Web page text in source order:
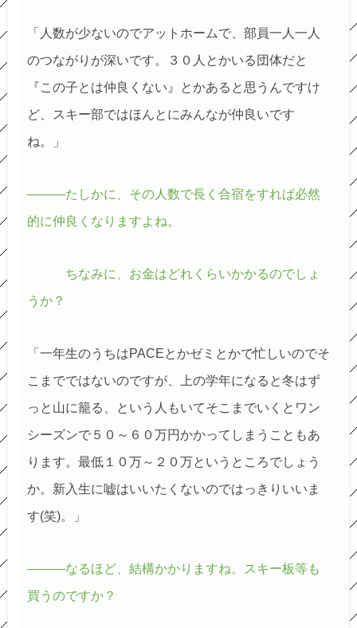
「人数が少ないのでアットホームで、部員一人一人
のつながりが深いです。３０人とかいる団体だと
『この子とは仲良くない』とかあると思うんですけ
ど、スキー部ではほんとにみんなが仲良いです
ね。」
―――たしかに、その人数で長く合宿をすれば必然
的に仲良くなりますよね。
ちなみに、お金はどれくらいかかるのでしょ
うか？
「一年生のうちはPACEとかゼミとかで忙しいのでそ
こまでではないのですが、上の学年になると冬はず
っと山に籠る、という人もいてそこまでいくとワン
シーズンで５０～６０万円かかってしまうこともあ
ります。最低１０万～２０万というところでしょう
か。新入生に嘘はいいたくないのではっきりいいま
す(笑)。」
―――なるほど、結構かかりますね。スキー板等も
買うのですか？